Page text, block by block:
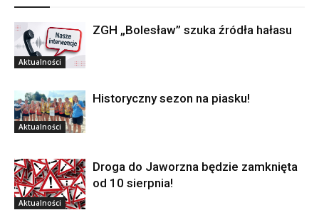
Aktualności
ZGH „Bolesław” szuka źródła hałasu
Aktualności
Historyczny sezon na piasku!
Aktualności
Droga do Jaworzna będzie zamknięta
od 10 sierpnia!